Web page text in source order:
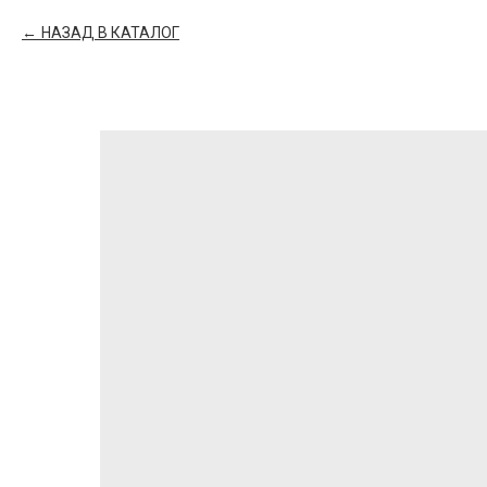
НАЗАД В КАТАЛОГ